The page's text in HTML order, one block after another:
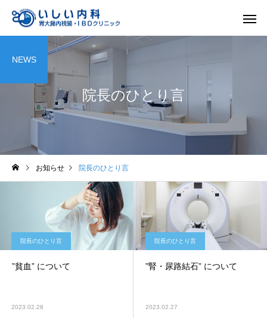
院長のひとり言
NEWS
お知らせ 院長のひとり言
院長のひとり言
”貧血” について
2023.02.28
院長のひとり言
”腎・尿路結石” について
2023.02.27